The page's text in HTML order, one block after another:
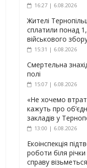
16:27 | 6.08.2026
Жителі
сплатили понад
військового
15:31 | 6.08.2026
Смертельна
полі
15:07 | 6.08.2026
«Не хочемо
кажуть про
закладів у
13:00 | 6.08.2026
Екоінспекція
роботи біля
справу